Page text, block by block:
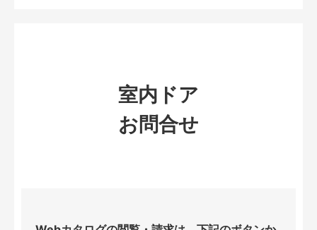
室内ドア
お問合せ